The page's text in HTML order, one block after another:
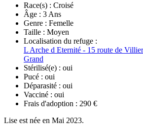
Race(s) : Croisé
Âge : 3 Ans
Genre : Femelle
Taille : Moyen
Localisation du refuge :
L Arche d Eternité - 15 route de
Grand
Stérilisé(e) : oui
Pucé : oui
Déparasité : oui
Vacciné : oui
Frais d'adoption : 290 €
Lise est née en Mai 2023.